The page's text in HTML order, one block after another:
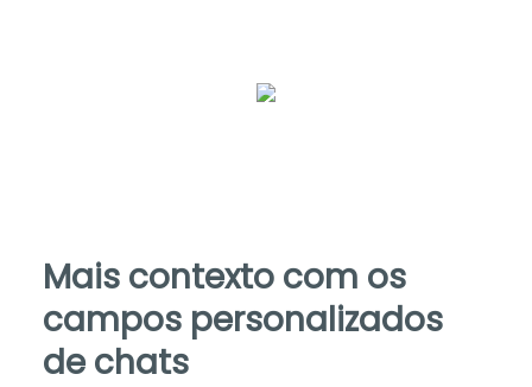
Mais contexto com os
campos personalizados
de chats